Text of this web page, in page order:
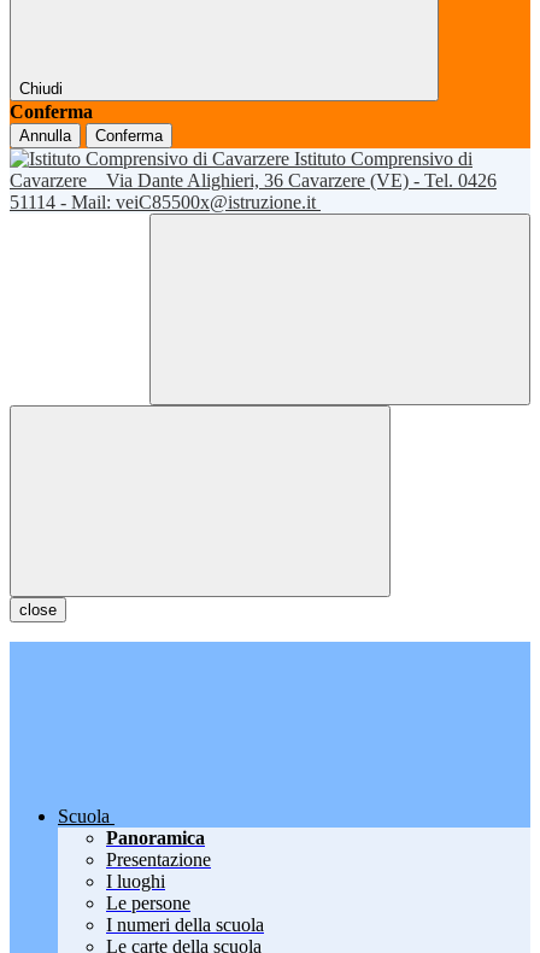
Chiudi
Conferma
Annulla Conferma
Istituto Comprensivo di
Cavarzere
Via Dante Alighieri, 36 Cavarzere (VE) - Tel. 0426
51114 - Mail: veiC85500x@istruzione.it
close
Scuola
Panoramica
Presentazione
I luoghi
Le persone
I numeri della scuola
Le carte della scuola